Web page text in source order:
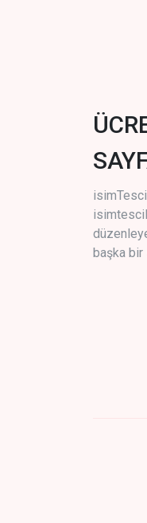
başka bir